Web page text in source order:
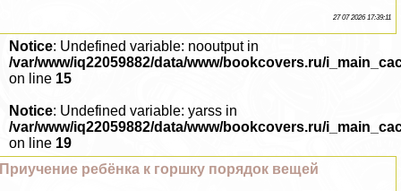
27 07 2026 17:39:11
Notice: Undefined variable: nooutput in
/var/www/iq22059882/data/www/bookcovers.ru/
on line 15
Notice: Undefined variable: yarss in
/var/www/iq22059882/data/www/bookcovers.ru/
on line 19
Приучение ребёнка к горшку порядок вещей